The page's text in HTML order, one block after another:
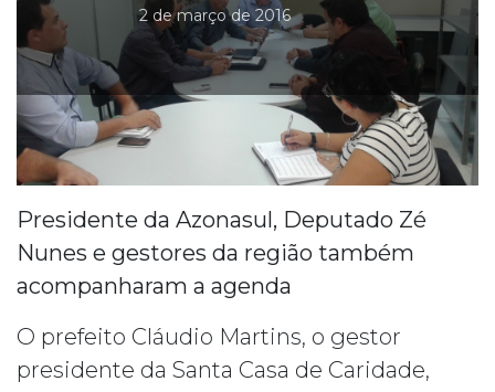
2 de março de 2016
Presidente da Azonasul, Deputado Zé
Nunes e gestores da região também
acompanharam a agenda
O prefeito Cláudio Martins, o gestor
presidente da Santa Casa de Caridade,